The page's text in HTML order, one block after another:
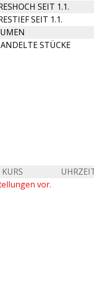
SEIT 1.1.
SEIT 1.1.
STÜCKE
KURS
vor.